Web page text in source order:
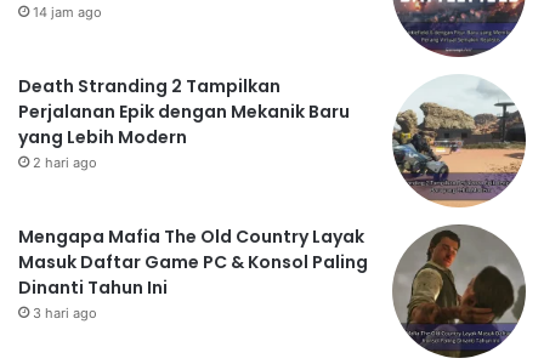
14 jam ago
Death Stranding 2 Tampilkan
Perjalanan Epik dengan Mekanik Baru
yang Lebih Modern
2 hari ago
Mengapa Mafia The Old Country Layak
Masuk Daftar Game PC & Konsol Paling
Dinanti Tahun Ini
3 hari ago